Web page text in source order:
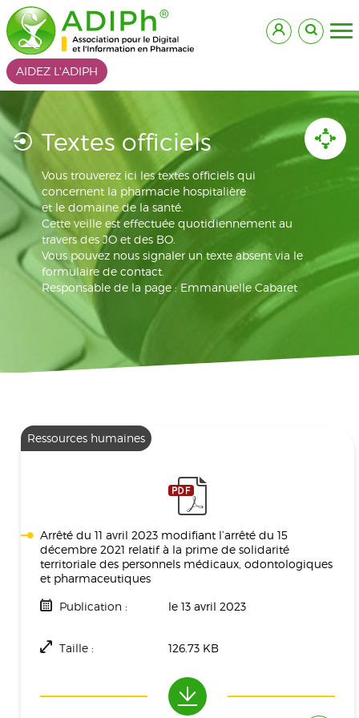
AIDEZ L'ADIPH
Textes officiels
Vous trouverez ici les textes officiels qui
concernent la pharmacie hospitalière
et le domaine de la santé.
Cette veille est effectuée quotidiennement au
travers des JO et des BO.
Vous pouvez nous signaler un texte absent via le
formulaire de contact.
Responsable de la page : Emmanuelle Cabaret
Ressources humaines
Arrêté du 11 avril 2023 modifiant l’arrêté du 15
décembre 2021 relatif à la prime de solidarité
territoriale des personnels médicaux, odontologiques
et pharmaceutiques
Publication : le 13 avril 2023
Taille : 126.73 KB
690